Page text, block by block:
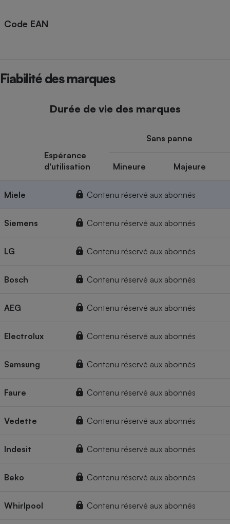
Code EAN
Fiabilité des marques
Durée de vie des marques
Espérance
d'utilisation
Sans panne
Mineure Majeure
Miele Contenu réservé aux abonnés
Siemens Contenu réservé aux abonnés
LG Contenu réservé aux abonnés
Bosch Contenu réservé aux abonnés
AEG Contenu réservé aux abonnés
Electrolux Contenu réservé aux abonnés
Samsung Contenu réservé aux abonnés
Faure Contenu réservé aux abonnés
Vedette Contenu réservé aux abonnés
Indesit Contenu réservé aux abonnés
Beko Contenu réservé aux abonnés
Whirlpool Contenu réservé aux abonnés